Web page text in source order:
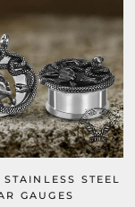
STEEL
GAUGES